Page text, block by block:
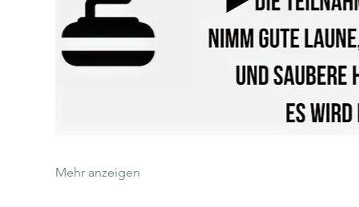
Mehr anzeigen